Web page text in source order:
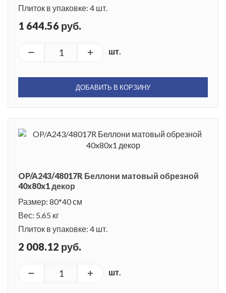
Плиток в упаковке: 4 шт.
1 644.56 руб.
шт.
ДОБАВИТЬ В КОРЗИНУ
OP/A243/48017R Беллони матовый обрезной
40x80x1 декор
Размер: 80*40 см
Вес: 5.65 кг
Плиток в упаковке: 4 шт.
2 008.12 руб.
шт.